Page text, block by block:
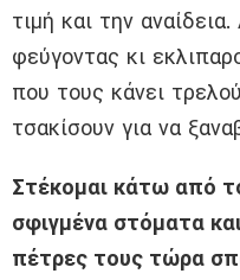
τιμή και την
φεύγοντας κι
που τους κάνει
τσακίσουν για να
Στέκομαι κάτω από
σφιγμένα στόματα
πέτρες τους τώρα